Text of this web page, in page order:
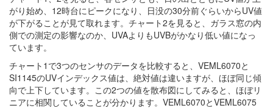
がり始め、12時台にピークになり、日没の30分前ぐらいからUV値
が下がることが見て取れます。チャート2を見ると、ガラス窓の内
側での測定の影響なのか、UVAよりもUVBがかなり低い値になっ
ています。
チャート1で3つのセンサのデータを比較すると、VEML6070と
SI1145のUVインデックス値は、絶対値は違いますが、ほぼ同じ傾
向で上下しています。この2つの値を散布図にしてみると、ほぼリ
ニアに相関していることが分かります。VEML6070とVEML6075